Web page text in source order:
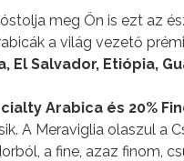
meg Ön is ezt az
a világ vezető
El Salvador, Etiópia,
Arabica és 20%
A Meraviglia olaszul a
a fine, azaz finom,